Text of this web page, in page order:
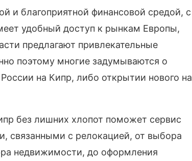
и благоприятной финансовой средой, с
удобный доступ к рынкам Европы,
предлагают привлекательные
поэтому многие задумываются о
на Кипр, либо открытии нового на
без лишних хлопот поможет сервис
связанными с релокацией, от выбора
недвижимости, до оформления